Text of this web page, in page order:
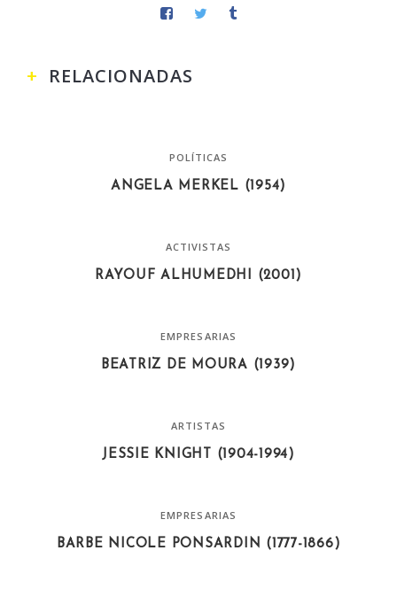
RELACIONADAS
POLÍTICAS
ANGELA MERKEL (1954)
ACTIVISTAS
RAYOUF ALHUMEDHI (2001)
EMPRESARIAS
BEATRIZ DE MOURA (1939)
ARTISTAS
JESSIE KNIGHT (1904-1994)
EMPRESARIAS
BARBE NICOLE PONSARDIN (1777-1866)